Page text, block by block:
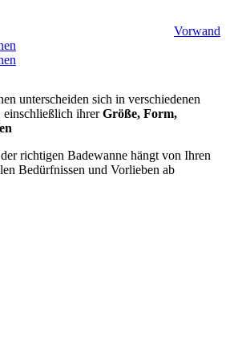
Vorwand
unterscheiden sich in verschiedenen
einschließlich ihrerGröße, Form,
richtigen Badewanne hängt von Ihren
Bedürfnissen und Vorlieben ab